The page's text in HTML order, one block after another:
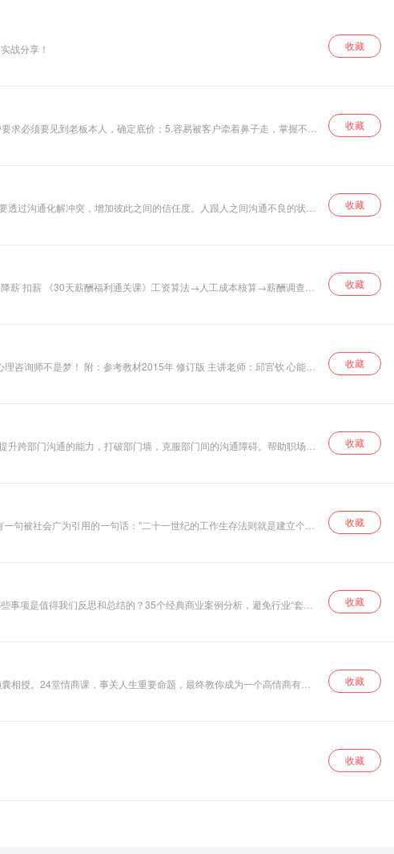
复杂性，同时也探
讨了人类生命的意
义和价值。
的实战分享！
收藏
必须要见到老板本人，确定底价；5.容易被客户牵着鼻子走，掌握不了
收藏
过沟通化解冲突，增加彼此之间的信任度。人跟人之间沟通不良的状况
反目成仇。 职场上，因为沟通不良所付出的代价真的是繁然待举。比方
入；又或许是参加会议的时候，明明自己没有敌意却因为缺乏修饰语言
，当成临阵磨枪的应对法宝，让自己表现的得体而不失分。
收藏
薪 扣薪 《30天薪酬福利通关课》工资算法→人工成本核算→薪酬调查→
收藏
讲老师：邱官钦 心能量
理咨询师鉴定培训和教研7年； 曾获2009年国家心理咨询师统考河南
收藏
跨部门沟通的能力，打破部门墙，克服部门间的沟通障碍。帮助职场人
工作效率，增进员工之间的凝聚力
收藏
收藏
项是值得我们反思和总结的？35个经典商业案例分析，避免行业“套
司由盛转衰的转折点独特角度剖析。
收藏
授。24堂情商课，事关人生重要命题，最终教你成为一个高情商有魅
收藏
收藏